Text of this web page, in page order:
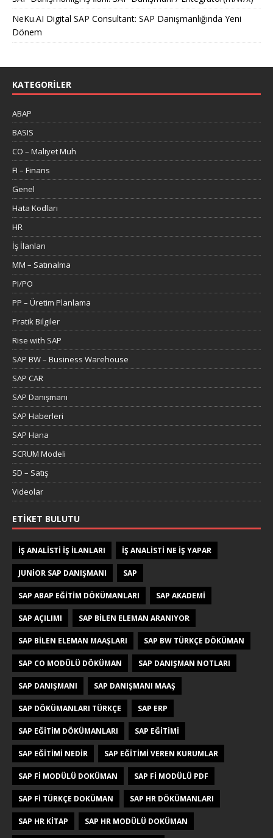
NeKu.AI Digital SAP Consultant: SAP Danışmanlığında Yeni
Dönem
KATEGORILER
ABAP
BASIS
CO – Maliyet Muh
FI – Finans
Genel
Hata Kodları
HR
İş İlanları
MM – Satınalma
PI/PO
PP – Üretim Planlama
Pratik Bilgiler
Rise with SAP
SAP BW – Business Warehouse
SAP CAR
SAP Danışmanı
SAP Haberleri
SAP Hana
SCRUM Modeli
SD – Satış
Videolar
ETIKET BULUTU
IŞ ANALISTI IŞ ILANLARI IŞ ANALISTI NE IŞ YAPAR
JUNIOR SAP DANIŞMANI SAP
SAP ABAP EĞITIM DÖKÜMANLARI SAP AKADEMI
SAP AÇILIMI SAP BILEN ELEMAN ARANIYOR
SAP BILEN ELEMAN MAAŞLARI SAP BW TÜRKÇE DÖKÜMAN
SAP CO MODÜLÜ DÖKÜMAN SAP DANIŞMAN NOTLARI
SAP DANIŞMANI SAP DANIŞMANI MAAŞ
SAP DÖKÜMANLARI TÜRKÇE SAP ERP
SAP EĞITIM DÖKÜMANLARI SAP EĞITIMI
SAP EĞITIMI NEDIR SAP EĞITIMI VEREN KURUMLAR
SAP FI MODÜLÜ DOKÜMAN SAP FI MODÜLÜ PDF
SAP FI TÜRKÇE DOKÜMAN SAP HR DÖKÜMANLARI
SAP HR KITAP SAP HR MODÜLÜ DOKÜMAN